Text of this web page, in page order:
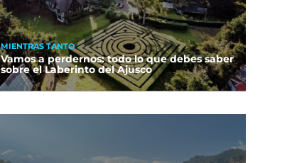
MIENTRAS TANTO
Vamos a perdernos: todo lo que debes saber
sobre el Laberinto del Ajusco